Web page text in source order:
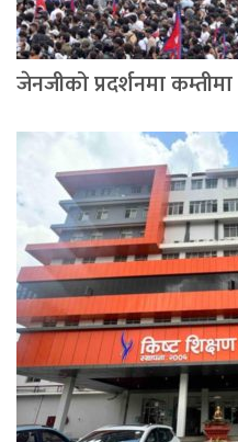
जेनजीको प्रदर्शनमा